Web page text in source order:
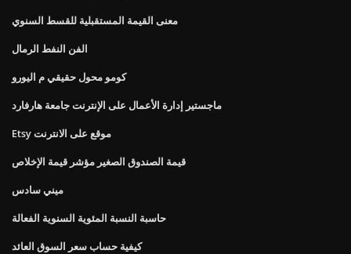
معنى القيمة المستقبلية للقسط السنوي
الفن النفط الرمال
كومو محول حقيقي م اليورو
ماجستير إدارة الأعمال على الإنترنت جامعة هارفارد
Etsy موقع على الانترنت
قيمة الصندوق الصغير مؤشر قيمة الإخلاص
ميني سادس
حاسبة النسبة المئوية السنوية الفعالة
كيفية حساب سعر السوق العائد